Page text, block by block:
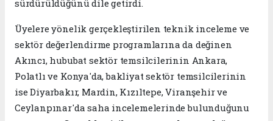
sürdürüldüğünü dile getirdi.
Üyelere yönelik gerçekleştirilen teknik inceleme ve
sektör değerlendirme programlarına da değinen
Akıncı, hububat sektör temsilcilerinin Ankara,
Polatlı ve Konya'da, bakliyat sektör temsilcilerinin
ise Diyarbakır, Mardin, Kızıltepe, Viranşehir ve
Ceylanpınar'da saha incelemelerinde bulunduğunu